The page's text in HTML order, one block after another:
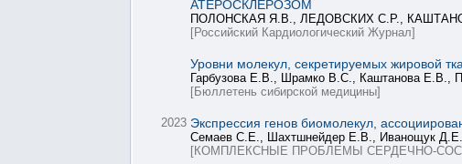
АТЕРОСКЛЕРОЗОМ
ПОЛОНСКАЯ Я.В., ЛЕДОВСКИХ С.Р.,
[Российский Кардиологический Журнал]
Уровни молекул, секретируемых жировой
Гарбузова Е.В., Шрамко В.С., Каштанова Е.B.,
[Бюллетень сибирской медицины]
2023 Экспрессия генов биомолекул,
Семаев С.Е., Шахтшнейдер Е.В., Иванощук
[КОМПЛЕКСНЫЕ ПРОБЛЕМЫ СЕРДЕЧНО-